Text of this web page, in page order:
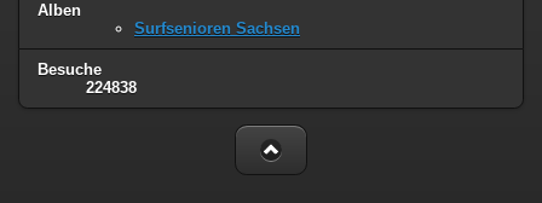
Alben
Surfsenioren Sachsen
Besuche
224838